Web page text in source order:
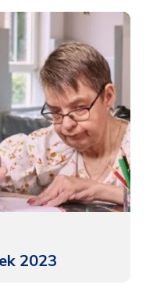
2023